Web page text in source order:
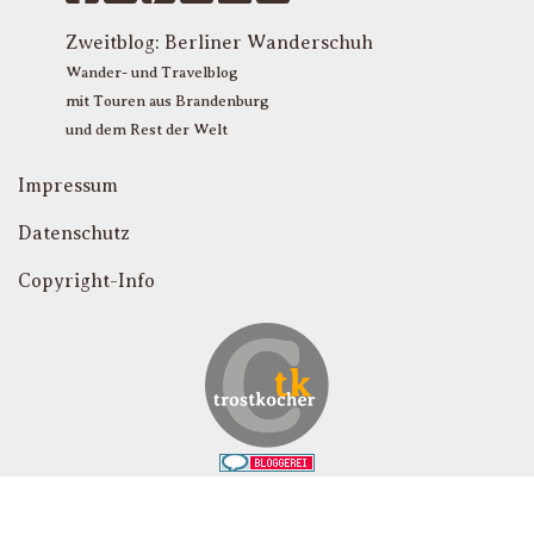
Zweitblog: Berliner Wanderschuh
Wander- und Travelblog
mit Touren aus Brandenburg
und dem Rest der Welt
Impressum
Datenschutz
Copyright-Info